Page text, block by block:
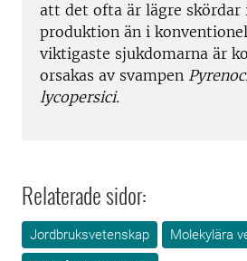
att det ofta är lägre skördar
produktion än i
viktigaste sjukdomarna är
orsakas av svampen
lycopersici.
Relaterade sidor:
Jordbruksvetenskap
Molekylära